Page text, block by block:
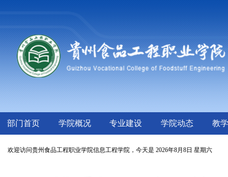
部门首页 学院概况 专业建设 学院动态 教
欢迎访问贵州食品工程职业学院信息工程学院， 今天是 2026年8月8日 星期六